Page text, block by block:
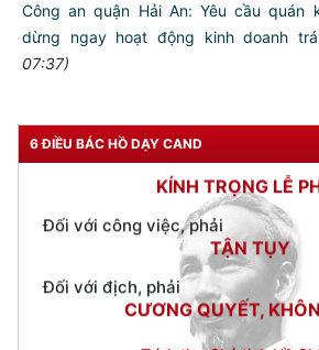
Công an quận Hải An: Yêu cầu quán
dừng ngay hoạt động kinh doanh
07:37)
6 ĐIỀU BÁC HỒ DẠY CAND
Đối với chính phủ, phải
TUYỆT ĐỐI TRUNG
Đối với công việc, phải
TẬN TỤY
Đối với địch, phải
CƯƠNG QUYẾT, KHÔN
Trích thư Chủ tịch Hồ Chí
gửi Công an Khu XII,
ngày 11 tháng 3 năm